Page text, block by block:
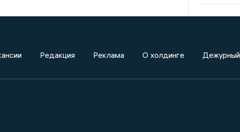
Редакция Реклама О холдинге